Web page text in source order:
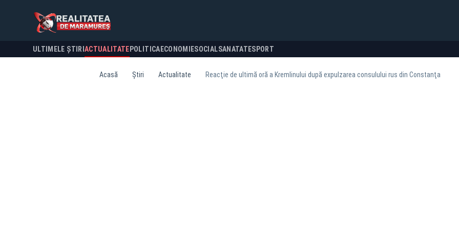
ULTIMELE ȘTIRI ACTUALITATE POLITICA ECONOMIESOCIALSANATATESPORT
Acasă Știri Actualitate Reacţie de ultimă oră a Kremlinului după expulzarea consulului rus din Constanţa